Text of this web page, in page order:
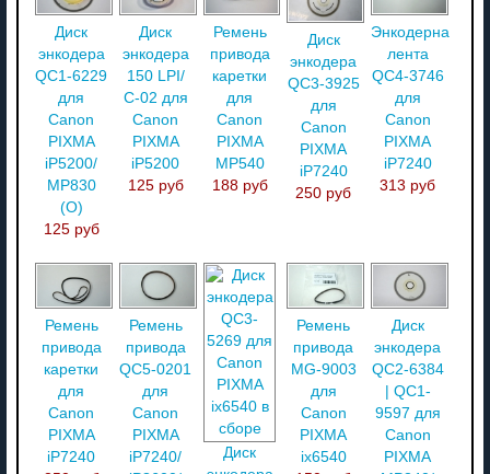
Диск
энкодера
QC1-6229
для
Canon
PIXMA
iP5200/
MP830
(О)
125 руб
Диск
энкодера
150 LPI/
C-02 для
Canon
PIXMA
iP5200
125 руб
Ремень
привода
каретки
для
Canon
PIXMA
MP540
188 руб
Диск
энкодера
QC3-3925
для
Canon
PIXMA
iP7240
250 руб
Энкодерная
лента
QC4-3746
для
Canon
PIXMA
iP7240
313 руб
Ремень
привода
каретки
для
Canon
PIXMA
iP7240
Ремень
привода
QC5-0201
для
Canon
PIXMA
iP7240/
Диск
Ремень
привода
MG-9003
для
Canon
PIXMA
ix6540
Диск
энкодера
QC2-6384
| QC1-
9597 для
Canon
PIXMA